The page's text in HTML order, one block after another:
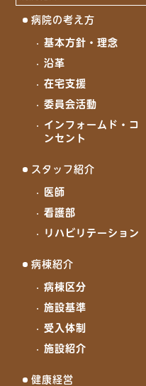
病院の考え方
基本方針・理念
沿革
在宅支援
委員会活動
インフォームド・コ
ンセント
スタッフ紹介
医師
看護部
リハビリテーション
病棟紹介
病棟区分
施設基準
受入体制
施設紹介
健康経営